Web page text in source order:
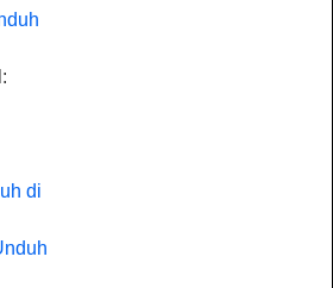
:
di